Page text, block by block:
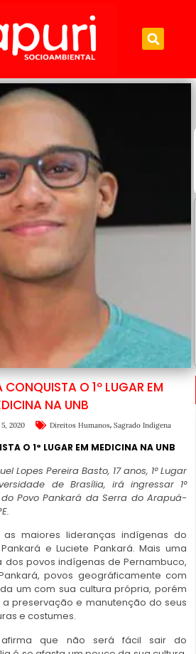
O 1º LUGAR EM
NA UNB
2020 Direitos Humanos, Sagrado Indígena
O 1° LUGAR EM MEDICINA NA UNB
Lopes Pereira Basto, 17 anos, 1° Lugar
de Brasília, irá ingressar 1°
Povo Pankará da Serra do Arapuá-
maiores lideranças indígenas do
e Luciete Pankará. Mais uma
dos povos indígenas de Pernambuco,
povos geográficamente com
um com sua cultura própria, porém
preservação e manutenção do seus
e costumes.
afirma que não será fácil sair do